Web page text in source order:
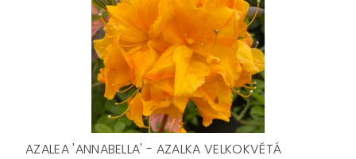
AZALEA 'ANNABELLA' - AZALKA VELKOKVĚTÁ